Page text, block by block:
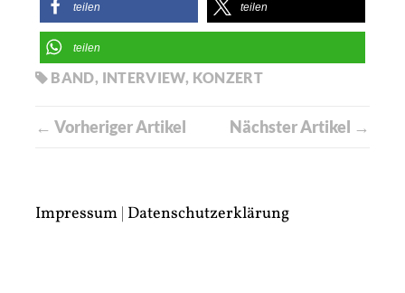
teilen teilen
teilen
BAND, INTERVIEW, KONZERT
← Vorheriger Artikel Nächster Artikel →
Impressum | Datenschutzerklärung